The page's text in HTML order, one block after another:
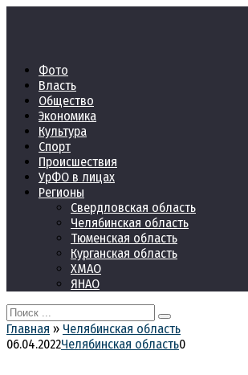
Фото
Власть
Общество
Экономика
Культура
Спорт
Происшествия
УрФО в лицах
Регионы
Свердловская область
Челябинская область
Тюменская область
Курганская область
ХМАО
ЯНАО
Search
for:
Главная » Челябинская область
06.04.2022Челябинская область0